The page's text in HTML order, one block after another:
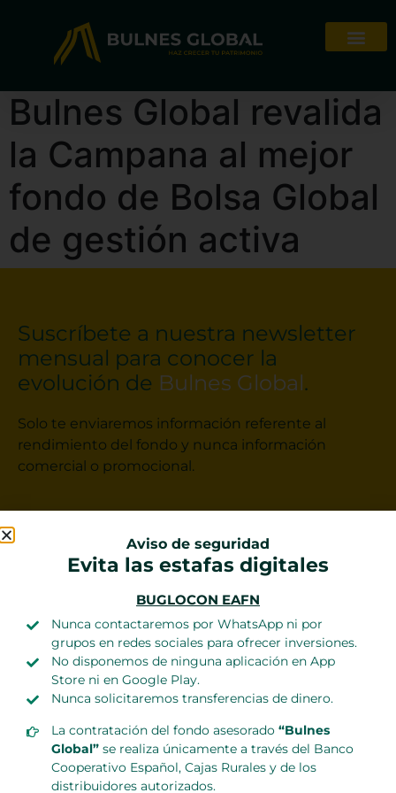
Bulnes Global revalida
la Campana al mejor
fondo de Bolsa Global
de gestión activa
Suscríbete a nuestra newsletter
mensual para conocer la
evolución de Bulnes Global.
Solo te enviaremos información referente al
rendimiento del fondo y nunca información
comercial o promocional.
Aviso de seguridad
Evita las estafas digitales
BUGLOCON EAFN
Nunca contactaremos por WhatsApp ni por
grupos en redes sociales para ofrecer inversiones.
No disponemos de ninguna aplicación en App
Store ni en Google Play.
Nunca solicitaremos transferencias de dinero.
La contratación del fondo asesorado “Bulnes
Global”se realiza únicamente a través del Banco
Cooperativo Español, Cajas Rurales y de los
distribuidores autorizados.